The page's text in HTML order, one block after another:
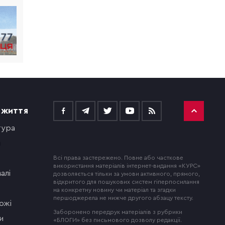
ЖИТТЯ
Всі права застережено. Повне або часткове
використання матеріалів інтернет-видання «КУРС»
дозволяється тільки за умови активного, прямого,
відкритого для пошукових систем гіперпосилання
на конкретну новину чи матеріал та згадки
першоджерела не нижче другого абзацу тексту.
Заборонено передрук матеріалів з рубрики
«БЛОГИ» без письмового дозволу редакції.